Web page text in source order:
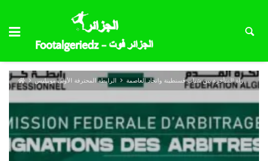
الرابطة المحترفة الأولى موبيليس تعيين حكام المباراة المتأخرة بين شباب قسنطينة واتحاد العاصمة